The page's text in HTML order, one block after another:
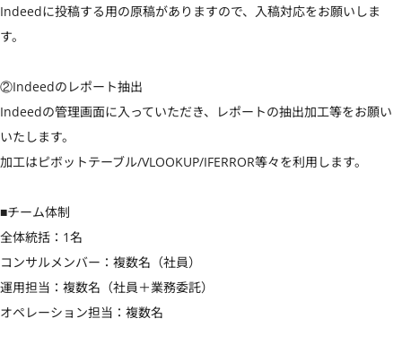
Indeedに投稿する用の原稿がありますので、入稿対応をお願いしま
す。
②Indeedのレポート抽出
Indeedの管理画面に入っていただき、レポートの抽出加工等をお願い
いたします。
加工はピボットテーブル/VLOOKUP/IFERROR等々を利用します。
■チーム体制
全体統括：1名
コンサルメンバー：複数名（社員）
運用担当：複数名（社員＋業務委託）
オペレーション担当：複数名